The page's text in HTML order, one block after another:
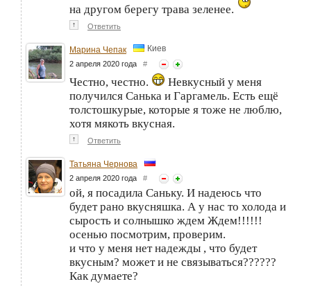
на другом берегу трава зеленее.
↑ Ответить
Марина Чепак Киев
2 апреля 2020 года #
Честно, честно.
Невкусный у меня
получился Санька и Гаргамель. Есть ещё
толстошкурые, которые я тоже не люблю,
хотя мякоть вкусная.
↑ Ответить
Татьяна Чернова
2 апреля 2020 года #
ой, я посадила Саньку. И надеюсь что
будет рано вкусняшка. А у нас то холода и
сырость и солнышко ждем Ждем!!!!!!
осенью посмотрим, проверим.
и что у меня нет надежды , что будет
вкусным? может и не связываться??????
Как думаете?